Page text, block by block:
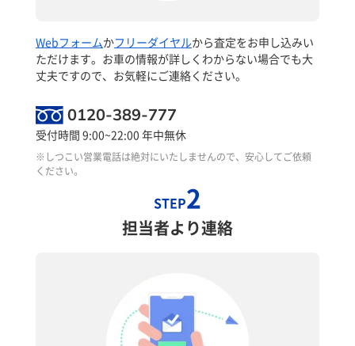
Webフォームかフリーダイヤルから査定をお申し込みい
ただけます。お車の情報が詳しくわからない場合でも大
丈夫ですので、お気軽にご連絡ください。
0120-389-777
受付時間 9:00~22:00 年中無休
※しつこい営業電話は絶対にいたしませんので、安心してご依頼
ください。
STEP2
担当者より連絡